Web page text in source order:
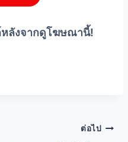
ลังจากดูโฆษณานี้!
ต่อไป